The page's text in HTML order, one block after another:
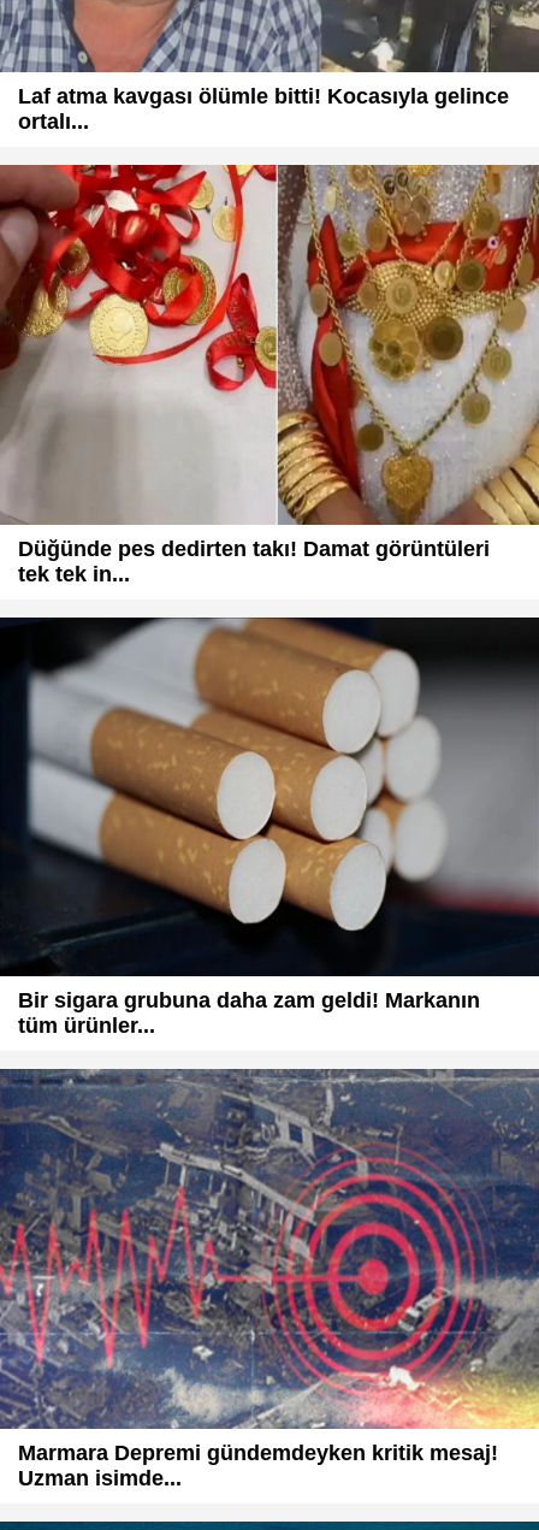
Laf atma kavgası ölümle bitti! Kocasıyla gelince
ortalı...
Düğünde pes dedirten takı! Damat görüntüleri
tek tek in...
Bir sigara grubuna daha zam geldi! Markanın
tüm ürünler...
Marmara Depremi gündemdeyken kritik mesaj!
Uzman isimde...